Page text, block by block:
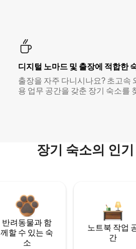
디지털 노마드 및 출장에 적합한
출장을 자주 다니시나요? 초고속
용 업무 공간을 갖춘 장기 숙소를
장기 숙소의 인
반려동물과 함
께할 수 있는 숙
소
노트북 작업
간